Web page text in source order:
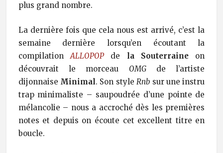
plus grand nombre.
La dernière fois que cela nous est arrivé, c’est la
semaine dernière lorsqu’en écoutant la
compilationALLOPOPde la Souterraine on
découvrait le morceau OMGde l’artiste
dijonnaise Minimal. Son styleRnb sur une instru
trap minimaliste – saupoudrée d’une pointe de
mélancolie – nous a accroché dès les premières
notes et depuis on écoute cet excellent titre en
boucle.